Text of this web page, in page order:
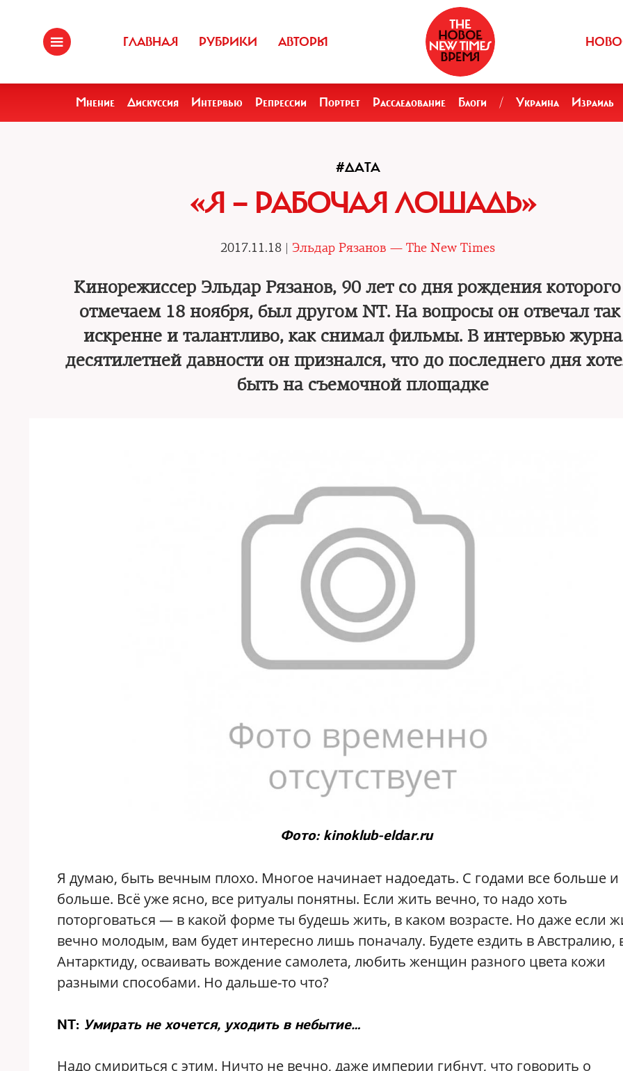
ГЛАВНАЯ РУБРИКИ АВТОРЫ
Мнение Дискуссия Интервью Репрессии Портрет Расследование Блоги / Украина Израиль
#ДАТА
«Я — РАБОЧАЯ ЛОШАДЬ»
2017.11.18 | Эльдар Рязанов — The New Times
Кинорежиссер Эльдар Рязанов, 90 лет со дня рождения
отмечаем 18 ноября, был другом NT. На вопросы он отвечал
искренне и талантливо, как снимал фильмы. В интервью
десятилетней давности он признался, что до последнего дня
быть на съемочной площадке
Фото: kinoklub-eldar.ru
Я думаю, быть вечным плохо. Многое начинает надоедать. С годами все больше и
больше. Всё уже ясно, все ритуалы понятны. Если жить вечно, то надо хоть
поторговаться — в какой форме ты будешь жить, в каком возрасте. Но даже если
вечно молодым, вам будет интересно лишь поначалу. Будете ездить в Австралию,
Антарктиду, осваивать вождение самолета, любить женщин разного цвета кожи
разными способами. Но дальше-то что?
NT: Умирать не хочется, уходить в небытие…
Надо смириться с этим. Ничто не вечно, даже империи гибнут, что говорить о